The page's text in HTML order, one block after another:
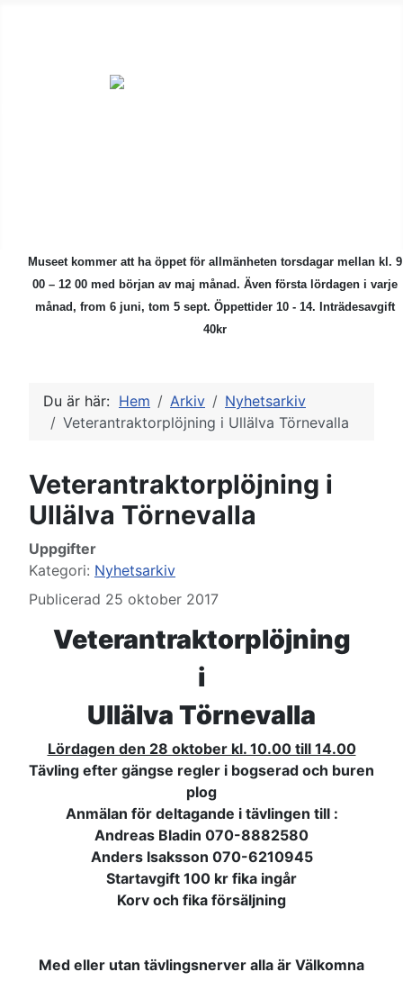
Museet kommer att ha öppet för allmänheten torsdagar mellan kl. 9
00 – 12 00 med början av maj månad. Även första lördagen i varje
månad, from 6 juni, tom 5 sept. Öppettider 10 - 14. Inträdesavgift
40kr
Du är här: Hem Arkiv
Nyhetsarkiv
Veterantraktorplöjning i Ullälva Törnevalla
Veterantraktorplöjning i
Ullälva Törnevalla
Uppgifter
Kategori: Nyhetsarkiv
Publicerad 25 oktober 2017
Veterantraktorplöjning
i
Ullälva Törnevalla
Lördagen den 28 oktober kl. 10.00 till 14.00
Tävling efter gängse regler i bogserad och buren
plog
Anmälan för deltagande i tävlingen till :
Andreas Bladin 070-8882580
Anders Isaksson 070-6210945
Startavgift 100 kr fika ingår
Korv och fika försäljning
Med eller utan tävlingsnerver alla är Välkomna